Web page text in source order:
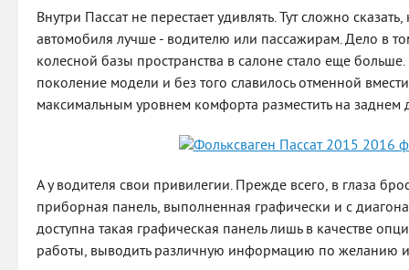
Внутри Пассат не перестает удивлять. Тут сложно
автомобиля лучше - водителю или пассажирам. Дело в
колесной базы пространства в салоне стало еще
поколение модели и без того славилось отменной
максимальным уровнем комфорта разместить на заднем
А у водителя свои привилегии. Прежде всего, в глаза
приборная панель, выполненная графически и с
доступна такая графическая панель лишь в качестве
работы, выводить различную информацию по желанию